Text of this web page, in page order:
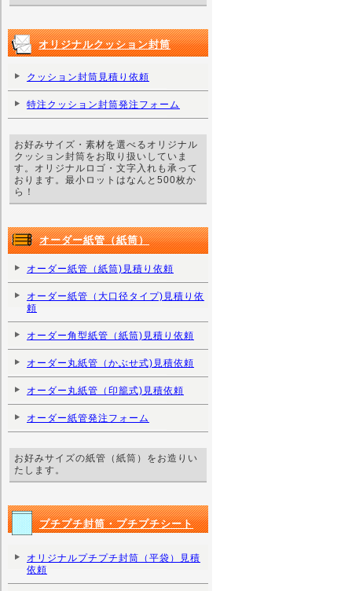
オリジナルクッション封筒
クッション封筒見積り依頼
特注クッション封筒発注フォーム
お好みサイズ・素材を選べるオリジナル
クッション封筒をお取り扱いしていま
す。オリジナルロゴ・文字入れも承って
おります。最小ロットはなんと500枚か
ら！
オーダー紙管（紙筒）
オーダー紙管（紙筒)見積り依頼
オーダー紙管（大口径タイプ)見積り依
頼
オーダー角型紙管（紙筒)見積り依頼
オーダー丸紙管（かぶせ式)見積依頼
オーダー丸紙管（印籠式)見積依頼
オーダー紙管発注フォーム
お好みサイズの紙管（紙筒）をお造りい
たします。
プチプチ封筒・プチプチシート
オリジナルプチプチ封筒（平袋）見積
依頼